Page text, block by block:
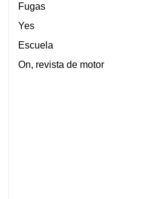
Fugas
Yes
Escuela
On, revista de motor